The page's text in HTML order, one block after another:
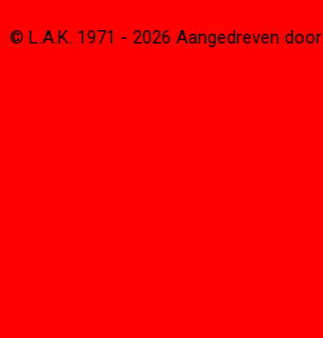
© L.A.K. 1971 - 2026 Aangedreven door